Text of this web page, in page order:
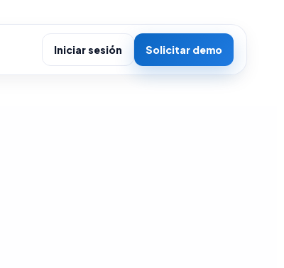
Iniciar sesión Solicitar demo